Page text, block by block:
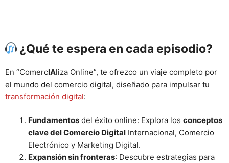
¿Qué te espera en cada episodio?
En “ComercIAliza Online”, te ofrezco un viaje completo por
el mundo del comercio digital, diseñado para impulsar tu
transformación digital:
Fundamentos del éxito online: Explora los conceptos
clave del Comercio Digital Internacional, Comercio
Electrónico y Marketing Digital.
Expansión sin fronteras: Descubre estrategias para